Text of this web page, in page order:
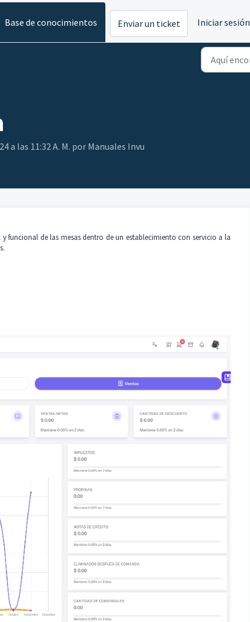
Base de conocimientos Enviar un ticket Iniciar sesión
a las 11:32 A. M. por Manuales Invu
funcional de las mesas dentro de un establecimiento con servicio a la